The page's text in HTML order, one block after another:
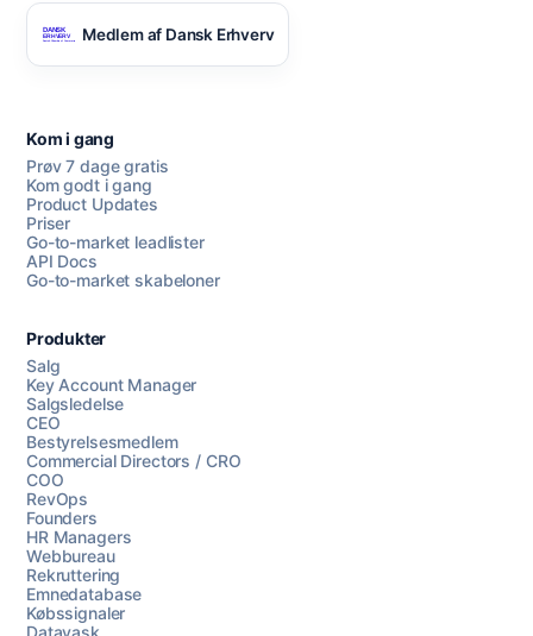
Medlem af Dansk Erhverv
Kom i gang
Prøv 7 dage gratis
Kom godt i gang
Product Updates
Priser
Go-to-market leadlister
API Docs
Go-to-market skabeloner
Produkter
Salg
Key Account Manager
Salgsledelse
CEO
Bestyrelsesmedlem
Commercial Directors / CRO
COO
RevOps
Founders
HR Managers
Webbureau
Rekruttering
Emnedatabase
Købssignaler
Datavask